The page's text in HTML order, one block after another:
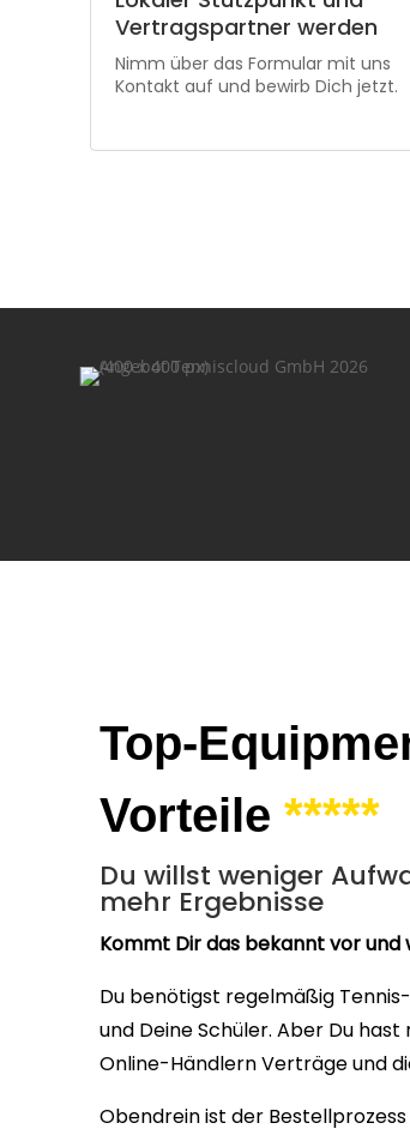
Vertragspartner werden
Nimm über das Formular mit uns
Kontakt auf und bewirb Dich jetzt.
Top-
Vorteile*****
Du willst weniger
mehr Ergebnisse
Kommt Dir das bekannt vor und
Du benötigst regelmäßig
und Deine Schüler. Aber Du
Online-Händlern Verträge und
Obendrein ist der